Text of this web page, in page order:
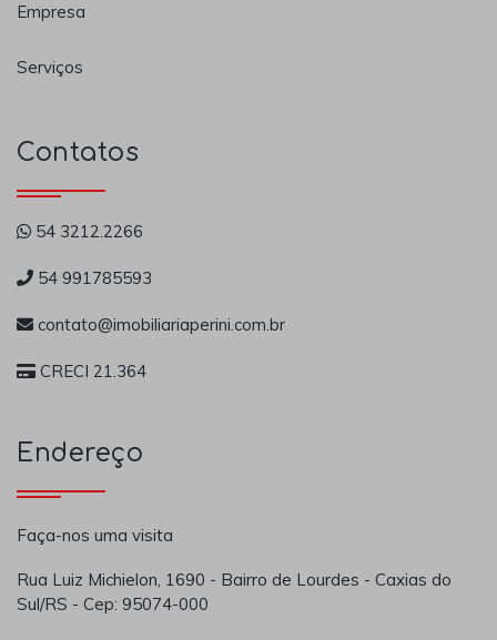
Empresa
Serviços
Contatos
54 3212.2266
54 991785593
contato@imobiliariaperini.com.br
CRECI 21.364
Endereço
Faça-nos uma visita
Rua Luiz Michielon, 1690 - Bairro de Lourdes - Caxias do
Sul/RS - Cep: 95074-000